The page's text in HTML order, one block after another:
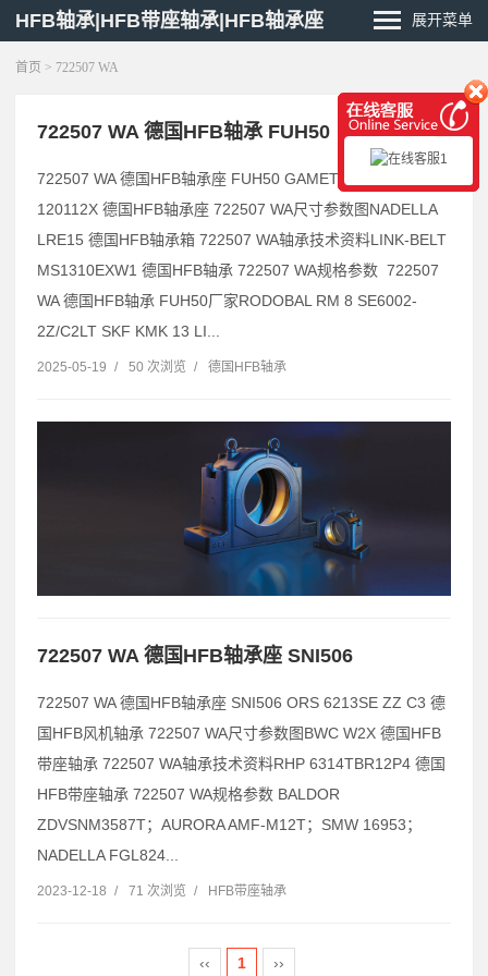
HFB轴承|HFB带座轴承|HFB轴承座 展开菜单
首页 > 722507 WA
722507 WA 德国HFB轴承 FUH50
722507 WA 德国HFB轴承座 FUH50 GAMET 120057X /
120112X 德国HFB轴承座 722507 WA尺寸参数图NADELLA
LRE15 德国HFB轴承箱 722507 WA轴承技术资料LINK-BELT
MS1310EXW1 德国HFB轴承 722507 WA规格参数 722507
WA 德国HFB轴承 FUH50厂家RODOBAL RM 8 SE6002-
2Z/C2LT SKF KMK 13 LI...
2025-05-19 / 50 次浏览 / 德国HFB轴承
722507 WA 德国HFB轴承座 SNI506
722507 WA 德国HFB轴承座 SNI506 ORS 6213SE ZZ C3 德
国HFB风机轴承 722507 WA尺寸参数图BWC W2X 德国HFB
带座轴承 722507 WA轴承技术资料RHP 6314TBR12P4 德国
HFB带座轴承 722507 WA规格参数 BALDOR
ZDVSNM3587T；AURORA AMF-M12T；SMW 16953；
NADELLA FGL824...
2023-12-18 / 71 次浏览 / HFB带座轴承
‹‹ 1 ››